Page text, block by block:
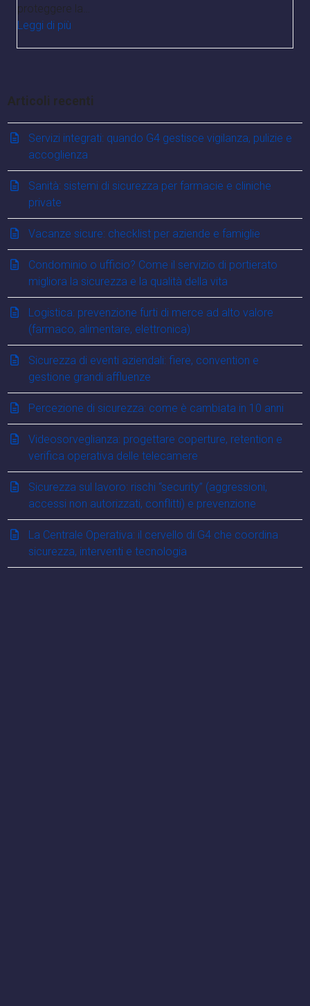
proteggere la…
Leggi di più
Articoli recenti
Servizi integrati: quando G4 gestisce vigilanza, pulizie e
accoglienza
Sanità: sistemi di sicurezza per farmacie e cliniche
private
Vacanze sicure: checklist per aziende e famiglie
Condominio o ufficio? Come il servizio di portierato
migliora la sicurezza e la qualità della vita
Logistica: prevenzione furti di merce ad alto valore
(farmaco, alimentare, elettronica)
Sicurezza di eventi aziendali: fiere, convention e
gestione grandi affluenze
Percezione di sicurezza: come è cambiata in 10 anni
Videosorveglianza: progettare coperture, retention e
verifica operativa delle telecamere
Sicurezza sul lavoro: rischi “security” (aggressioni,
accessi non autorizzati, conflitti) e prevenzione
La Centrale Operativa: il cervello di G4 che coordina
sicurezza, interventi e tecnologia